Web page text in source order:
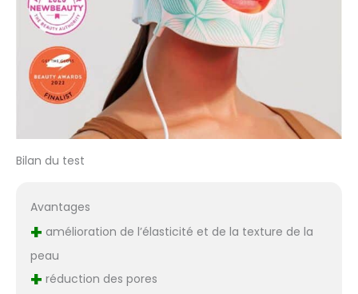
Bilan du test
Avantages
+ amélioration de l’élasticité et de la texture de la
peau
+ réduction des pores